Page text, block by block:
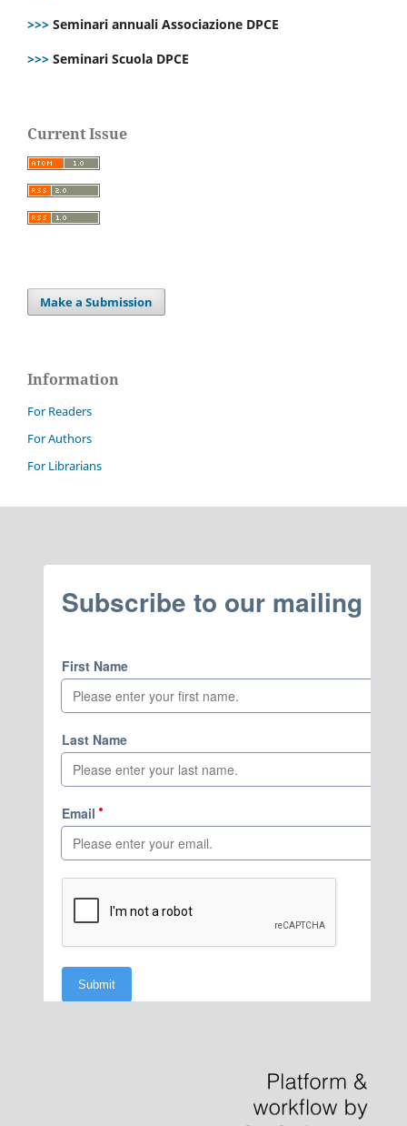
>>> Seminari annuali Associazione DPCE
>>> Seminari Scuola DPCE
Current Issue
Make a Submission
Information
For Readers
For Authors
For Librarians